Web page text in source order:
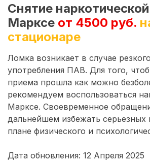
Снятие
Марксе от 4500 руб.
стационаре
Ломка возникает в случае
употребления ПАВ. Для того,
приема прошла как можно
рекомендуем воспользоваться
Марксе. Своевременное
дальнейшем избежать серьезных
плане физического и
Дата обновления: 12 Апреля 2025